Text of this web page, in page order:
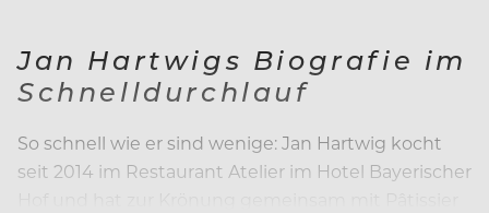
Jan Hartwigs Biografie im
Schnelldurchlauf
So schnell wie er sind wenige: Jan Hartwig kocht
seit 2014 im Restaurant Atelier im Hotel Bayerischer